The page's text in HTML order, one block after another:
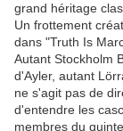
grand héritage
Un frottement
dans "Truth Is
Autant Stockholm
d'Ayler, autant
ne s'agit pas de
d'entendre les
membres du